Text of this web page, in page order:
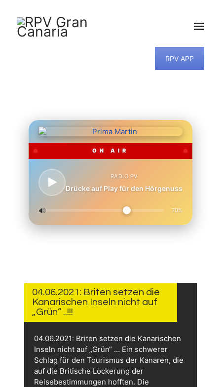
RPV APP
ON AIR
RADIO PV
Drücke auf Play für den Hörgenuss
🔊 70%
MUSIKWUNSCH
04.06.2021: Briten setzen die
Kanarischen Inseln nicht auf
„Grün“ ..!!!
04.06.2021: Briten setzen die Kanarischen
Inseln nicht auf „Grün“ … Ein schwerer
Schlag für den Tourismus der Kanaren, die
auf die Britische Lockerung der
Reisebestimmungen hofften. Die